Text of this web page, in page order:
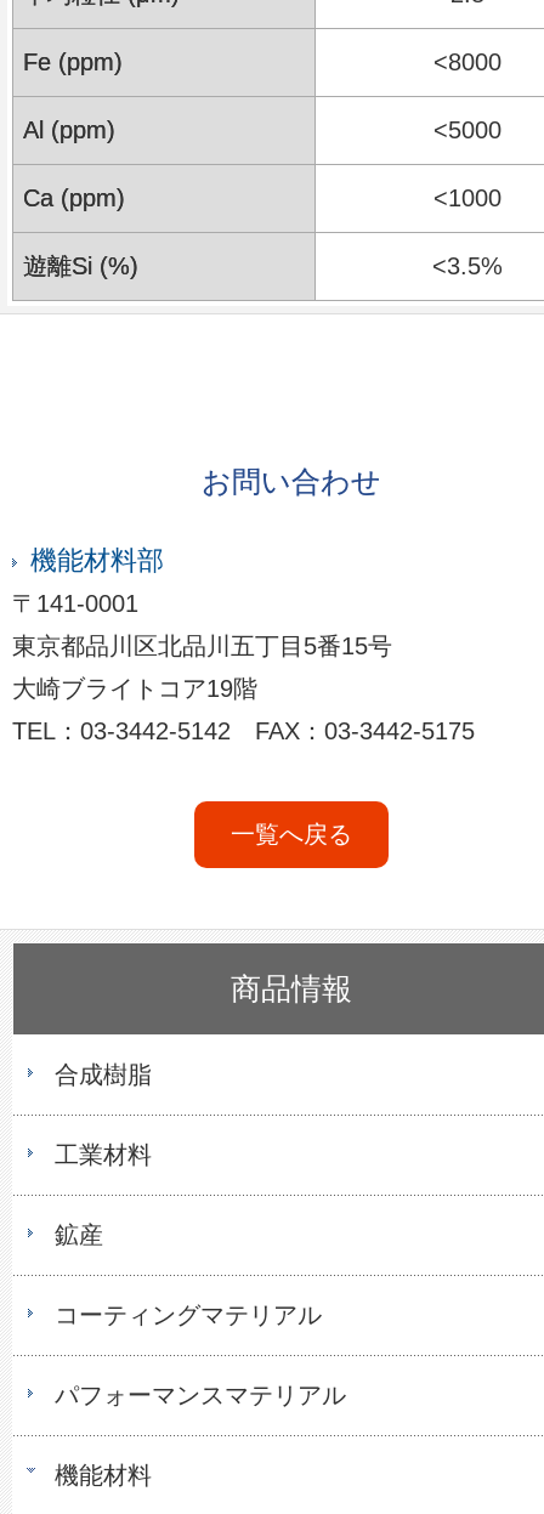
Fe (ppm) <8000
Al (ppm) <5000
Ca (ppm) <1000
遊離Si (%) <3.5%
お問い合わせ
機能材料部
〒141-0001
東京都品川区北品川五丁目5番15号
大崎ブライトコア19階
TEL：03-3442-5142 FAX：03-3442-5175
一覧へ戻る
商品情報
合成樹脂
工業材料
鉱産
コーティングマテリアル
パフォーマンスマテリアル
機能材料